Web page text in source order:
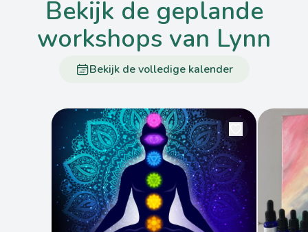
bekijk de geplande
workshops van Lynn
Bekijk de volledige kalender